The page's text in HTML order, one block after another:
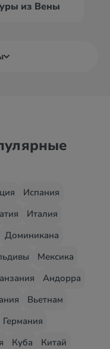
из Вены
Испания
Италия
Доминикана
Мексика
Андорра
Вьетнам
Германия
Куба
Китай